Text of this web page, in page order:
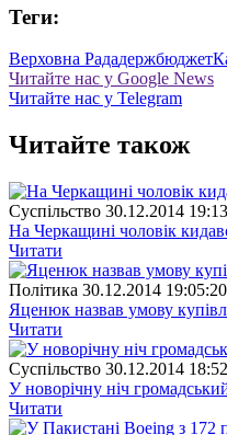
Теги:
Верховна Рададержбюджет
Читайте нас у Google News
Читайте нас у Telegram
Читайте також
Суспiльство 30.12.2014
На Черкащині чоловік
Читати
Полiтика 30.12.2014 19:05:20
Яценюк назвав умову
Читати
Суспiльство 30.12.2014
У новорічну ніч
Читати